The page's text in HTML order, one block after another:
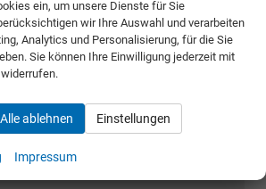
ein, um unsere Dienste für Sie
wir Ihre Auswahl und verarbeiten
Analytics und Personalisierung, für die Sie
Sie können Ihre Einwilligung jederzeit mit
Alle ablehnen Einstellungen
Impressum